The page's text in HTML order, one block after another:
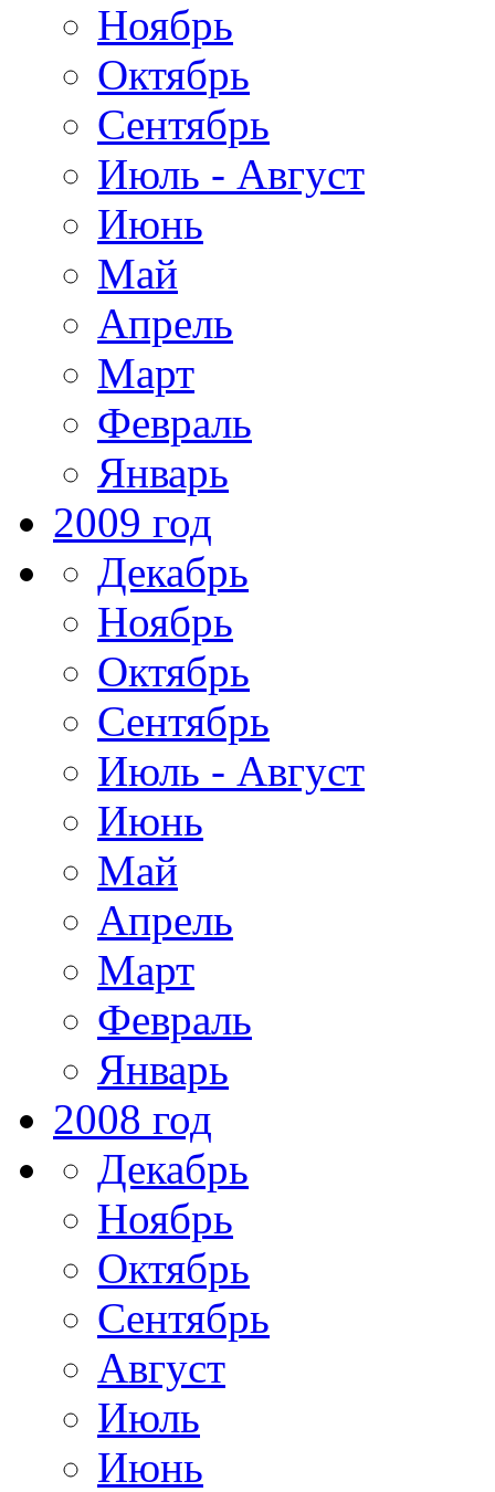
Ноябрь
Октябрь
Сентябрь
Июль - Август
Июнь
Май
Апрель
Март
Февраль
Январь
2009 год
Декабрь
Ноябрь
Октябрь
Сентябрь
Июль - Август
Июнь
Май
Апрель
Март
Февраль
Январь
2008 год
Декабрь
Ноябрь
Октябрь
Сентябрь
Август
Июль
Июнь